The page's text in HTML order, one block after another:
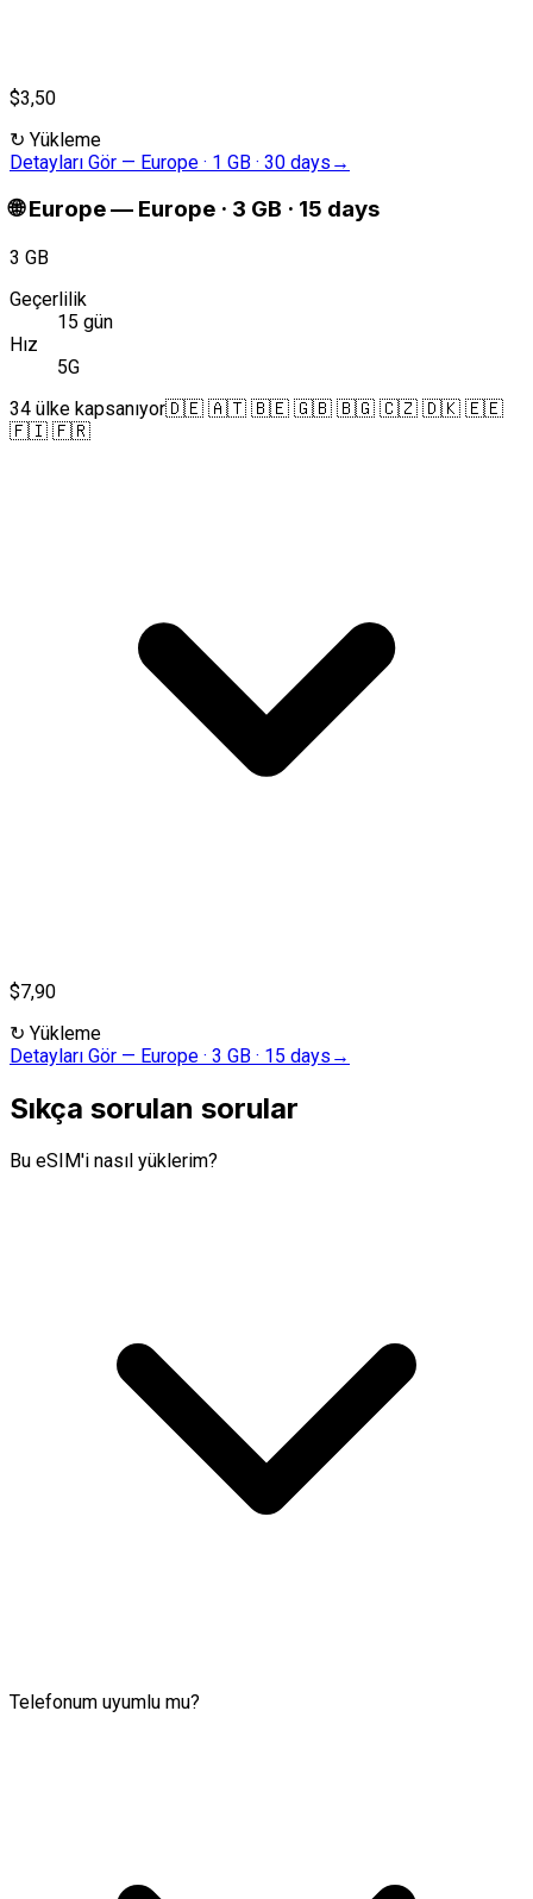
$3,50
↻ Yükleme
Detayları Gör — Europe · 1 GB · 30 days →
🌐 Europe— Europe · 3 GB · 15 days
3 GB
Geçerlilik
15 gün
Hız
5G
34 ülke kapsanıyor🇩🇪 🇦🇹 🇧🇪 🇬🇧 🇧🇬 🇨🇿 🇩🇰 🇪🇪
🇫🇮 🇫🇷
$7,90
↻ Yükleme
Detayları Gör — Europe · 3 GB · 15 days →
Sıkça sorulan sorular
Bu eSIM'i nasıl yüklerim?
Telefonum uyumlu mu?